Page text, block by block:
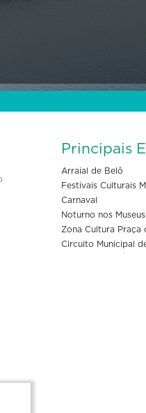
Principais
Arraial de Belô
Festivais Culturais
Carnaval
Noturno nos Museus
Zona Cultura Praça
Circuito Municipal